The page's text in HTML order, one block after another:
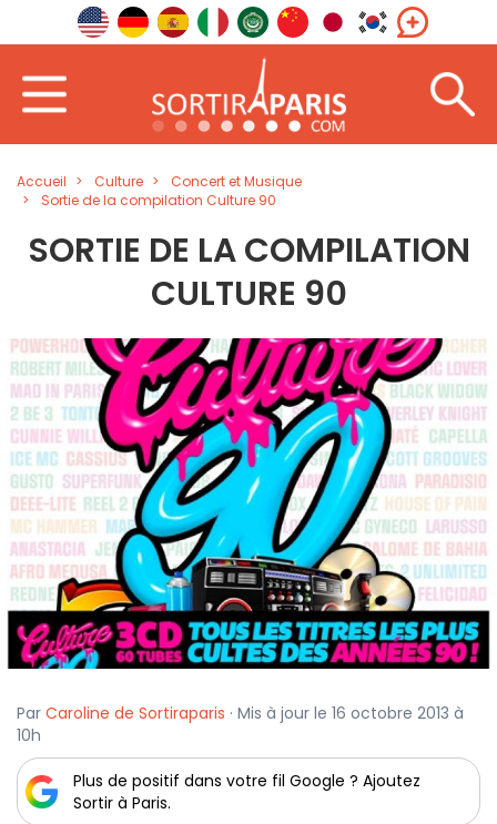
Accueil Culture
Concert et Musique
Sortie de la compilation Culture 90
SORTIE DE LA COMPILATION
CULTURE 90
Par Caroline de Sortiraparis · Mis à jour le 16 octobre 2013 à
10h
Plus de positif dans votre fil Google ? Ajoutez
Sortir à Paris.